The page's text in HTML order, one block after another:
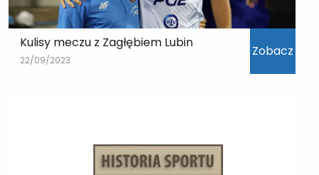
Kulisy meczu z Zagłębiem Lubin
22/09/2023
Zobacz